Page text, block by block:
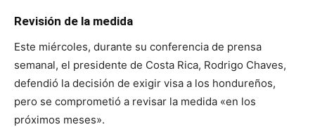
Revisión de la medida
Este miércoles, durante su conferencia de prensa
semanal, el presidente de Costa Rica, Rodrigo Chaves,
defendió la decisión de exigir visa a los hondureños,
pero se comprometió a revisar la medida «en los
próximos meses».